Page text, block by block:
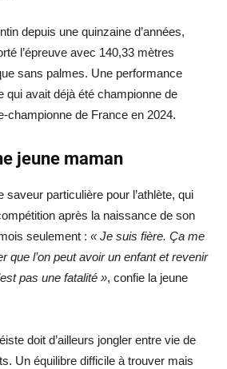
depuis une quinzaine d’années,
l’épreuve avec 140,33 mètres
sans palmes. Une performance
qui avait déjà été championne de
championne de France en 2024.
jeune maman
saveur particulière pour l’athlète, qui
après la naissance de son
seulement : « Je suis fière. Ça me
que l’on peut avoir un enfant et revenir
pas une fatalité », confie la jeune
doit d’ailleurs jongler entre vie de
Un équilibre difficile à trouver mais